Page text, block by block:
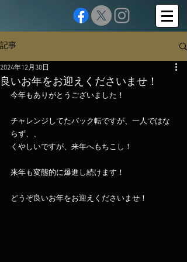
記事
良いお年をお迎えくださいませ！
2024年12月30日
今年もありがとうございました！
チャレンジしてたバック転ですが、一人ではな
らず、、
くやしいですが、来年へもちこし！
来年も変態的に爆進し続けます！
どうぞ良いお年をお迎えくださいませ！